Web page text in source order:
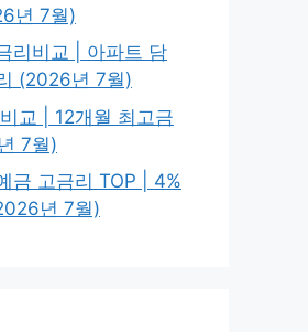
년 7월)
리비교 | 아파트 담
(2026년 7월)
교 | 12개월 최고금
7월)
금 고금리 TOP | 4%
년 7월)